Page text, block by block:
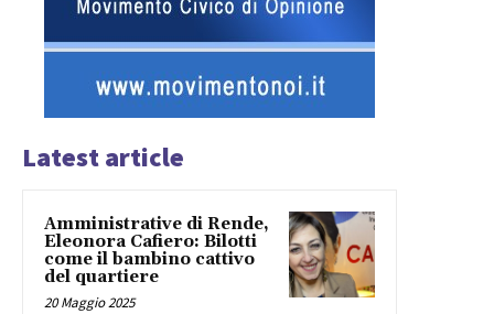
Latest article
Amministrative di Rende,
Eleonora Cafiero: Bilotti
come il bambino cattivo
del quartiere
20 Maggio 2025